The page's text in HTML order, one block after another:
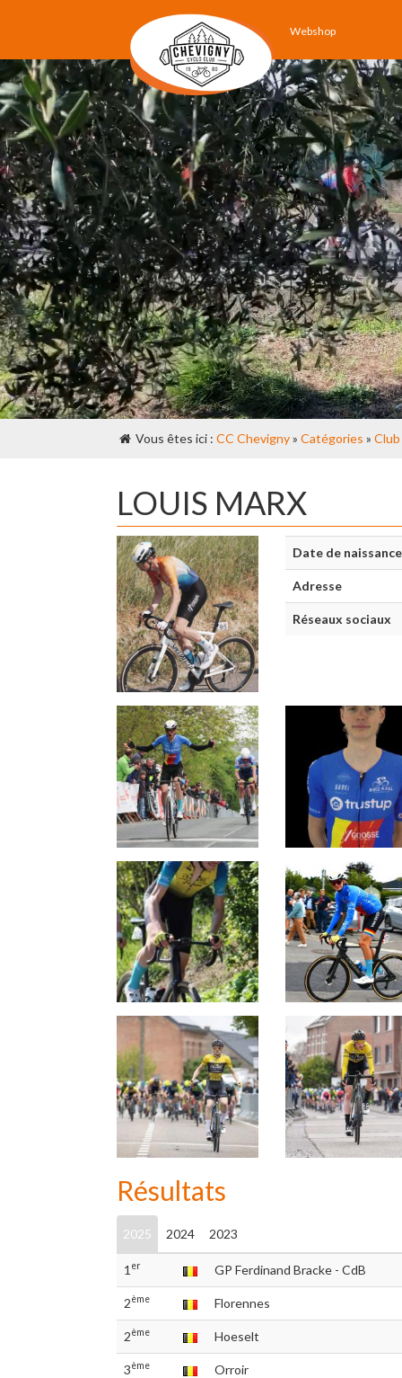
Webshop
Vous êtes ici : CC Chevigny» Catégories » Club
LOUIS MARX
Date de naissance
Adresse
Réseaux sociaux
Résultats
2025 2024 2023
1 er GP Ferdinand Bracke - CdB
2ème Florennes
2ème Hoeselt
3ème Orroir